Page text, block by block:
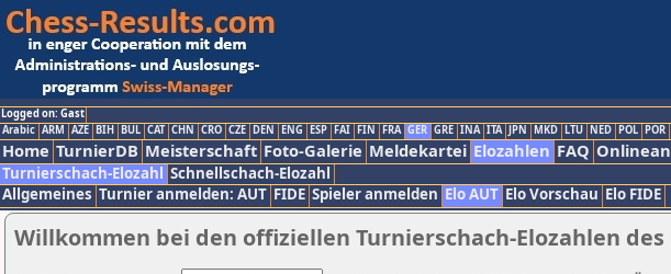
Logged on: Gast
Arabic ARM AZE BIH BUL CAT CHN CRO CZE DEN ENG ESP FAI FIN FRA GER GRE INA ITA JPN MKD LTU NED POL POR
Home TurnierDB Meisterschaft Foto-Galerie Meldekartei Elozahlen FAQ
Turnierschach-Elozahl Schnellschach-Elozahl
Allgemeines Turnier anmelden: AUT FIDE Spieler anmelden Elo AUT Elo Vorschau Elo FIDE
Willkommen bei den offiziellen Turnierschach-Elozahlen des